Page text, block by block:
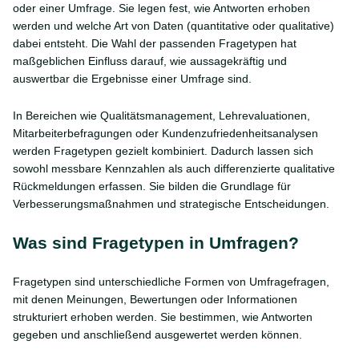
oder einer Umfrage. Sie legen fest, wie Antworten erhoben
werden und welche Art von Daten (quantitative oder qualitative)
dabei entsteht. Die Wahl der passenden Fragetypen hat
maßgeblichen Einfluss darauf, wie aussagekräftig und
auswertbar die Ergebnisse einer Umfrage sind.
In Bereichen wie Qualitätsmanagement, Lehrevaluationen,
Mitarbeiterbefragungen oder Kundenzufriedenheitsanalysen
werden Fragetypen gezielt kombiniert. Dadurch lassen sich
sowohl messbare Kennzahlen als auch differenzierte qualitative
Rückmeldungen erfassen. Sie bilden die Grundlage für
Verbesserungsmaßnahmen und strategische Entscheidungen.
Was sind Fragetypen in Umfragen?
Fragetypen sind unterschiedliche Formen von Umfragefragen,
mit denen Meinungen, Bewertungen oder Informationen
strukturiert erhoben werden. Sie bestimmen, wie Antworten
gegeben und anschließend ausgewertet werden können.